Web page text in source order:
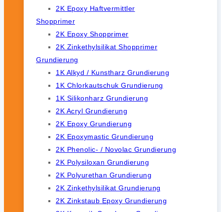
2K Epoxy Haftvermittler
Shopprimer
2K Epoxy Shopprimer
2K Zinkethylsilikat Shopprimer
Grundierung
1K Alkyd / Kunstharz Grundierung
1K Chlorkautschuk Grundierung
1K Silikonharz Grundierung
2K Acryl Grundierung
2K Epoxy Grundierung
2K Epoxymastic Grundierung
2K Phenolic- / Novolac Grundierung
2K Polysiloxan Grundierung
2K Polyurethan Grundierung
2K Zinkethylsilikat Grundierung
2K Zinkstaub Epoxy Grundierung